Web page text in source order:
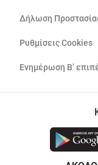
Δήλωση
Ρυθμίσεις Cookies
Ενημέρωση Β’